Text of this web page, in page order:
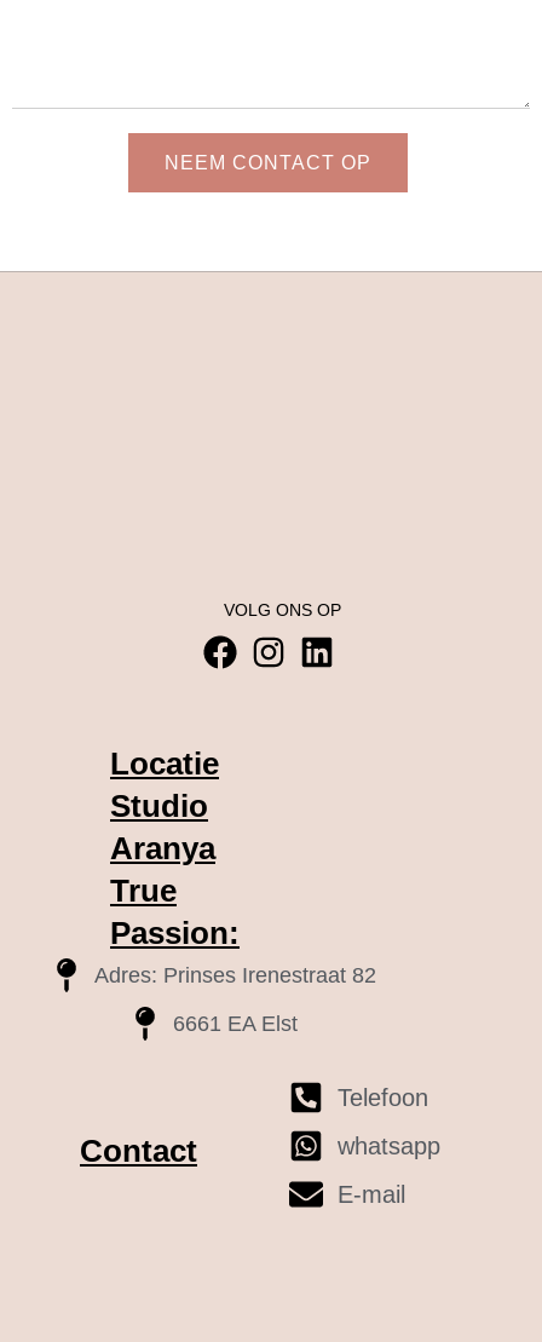
NEEM CONTACT OP
VOLG ONS OP
Locatie
Studio
Aranya
True
Passion:
Adres: Prinses Irenestraat 82
6661 EA Elst
Contact
Telefoon
whatsapp
E-mail